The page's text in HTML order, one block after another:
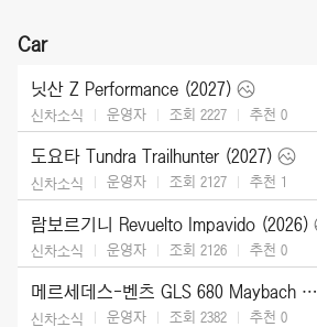
Car
닛산 Z Performance (2027)
신차소식 운영자 조회 2227 추천 0
도요타 Tundra Trailhunter (2027)
신차소식 운영자 조회 2127 추천 1
람보르기니 Revuelto Impavido (2026)
신차소식 운영자 조회 2126 추천 0
메르세데스-벤츠 GLS 680 Maybach (2027)
신차소식 운영자 조회 2382 추천 0